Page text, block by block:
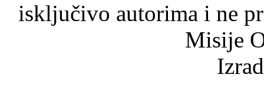
isključivo autorima i ne
Misije